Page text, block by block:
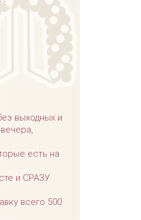
выходных и
есть на
и СРАЗУ
всего 500